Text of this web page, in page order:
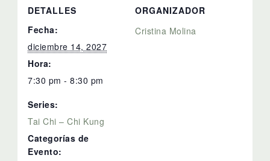
DETALLES
Fecha:
diciembre 14, 2027
Hora:
7:30 pm - 8:30 pm
Series:
Tai Chi – Chi Kung
Categorías de
Evento:
ORGANIZADOR
Cristina Molina